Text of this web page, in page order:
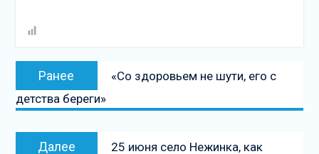
Навигация
записям
Ранее
запись:
«Со здоровьем не шути, его с
детства береги»
Далее 25 июня село Нежинка, как